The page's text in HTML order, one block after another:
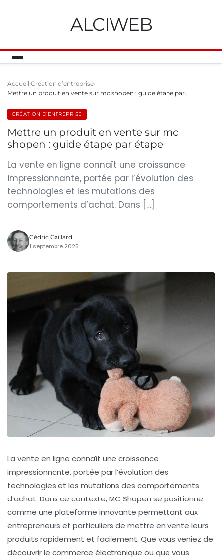
ALCIWEB
Accueil Création d’entreprise
Mettre un produit en vente sur mc shopen : guide étape par…
CRÉATION D’ENTREPRISE
Mettre un produit en vente sur mc
shopen : guide étape par étape
La vente en ligne connaît une croissance
impressionnante, portée par l’évolution des
technologies et les mutations des
comportements d’achat. Dans […]
Cédric Gaillard
1 septembre 2025
La vente en ligne connaît une croissance
impressionnante, portée par l’évolution des
technologies et les mutations des comportements
d’achat. Dans ce contexte, MC Shopen se positionne
comme une plateforme innovante permettant aux
entrepreneurs et particuliers de mettre en vente leurs
produits rapidement et facilement. Que vous veniez de
découvrir le commerce électronique ou que vous